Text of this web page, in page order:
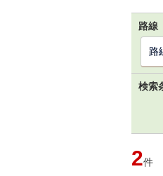
路線
路
検索
2件